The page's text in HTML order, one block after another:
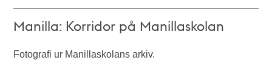
Manilla: Korridor på Manillaskolan
Fotografi ur Manillaskolans arkiv.